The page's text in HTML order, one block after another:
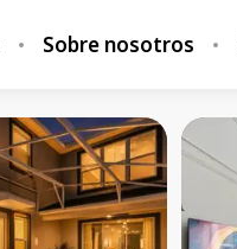
Sobre nosotros